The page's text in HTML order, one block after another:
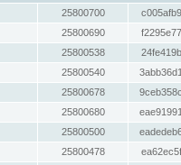
25800700
25800690
25800538
25800540
25800678
25800680
25800500
25800478